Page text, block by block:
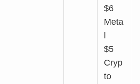
$6
Meta
l
$5
Cryp
to